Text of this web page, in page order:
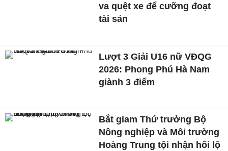
va quệt xe để cưỡng đoạt
tài sản
Lượt 3 Giải U16 nữ VĐQG
2026: Phong Phú Hà Nam
giành 3 điểm
Bắt giam Thứ trưởng Bộ
Nông nghiệp và Môi trường
Hoàng Trung tội nhận hối lộ